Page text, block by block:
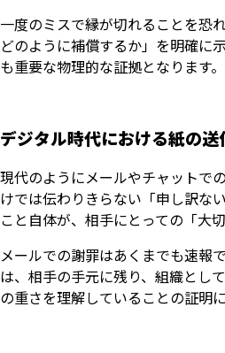
一度のミスで縁が切れることを恐
どのように補償するか」を明確に
も重要な物理的な証拠となります。
デジタル時代における紙の
現代のようにメールやチャットで
けでは伝わりきらない「申し訳な
こと自体が、相手にとっての「大
メールでの謝罪はあくまでも速報
は、相手の手元に残り、組織とし
の重さを理解していることの証明に